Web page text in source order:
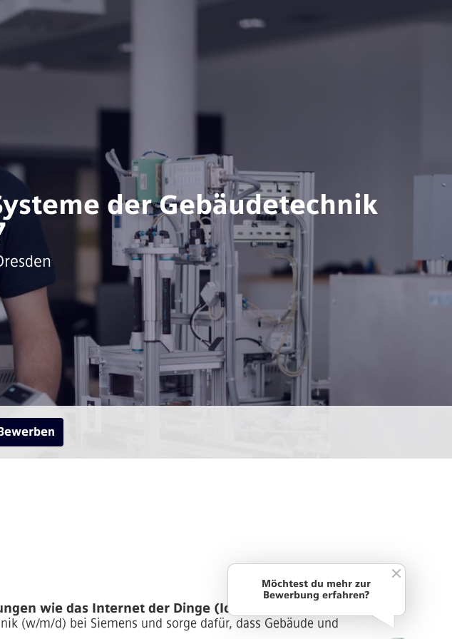
der Gebäudetechnik
Bewerben
wie das Internet der Dinge (IoT) ziehen dich in
(w/m/d) bei Siemens und sorge dafür, dass Gebäude und
Möchtest du mehr zur
Bewerbung erfahren?